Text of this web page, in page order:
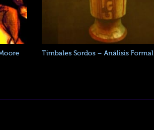
Timbales Sordos – Análisis Formal